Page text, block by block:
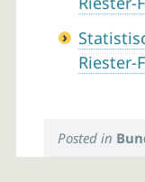
Riester-
Posted in